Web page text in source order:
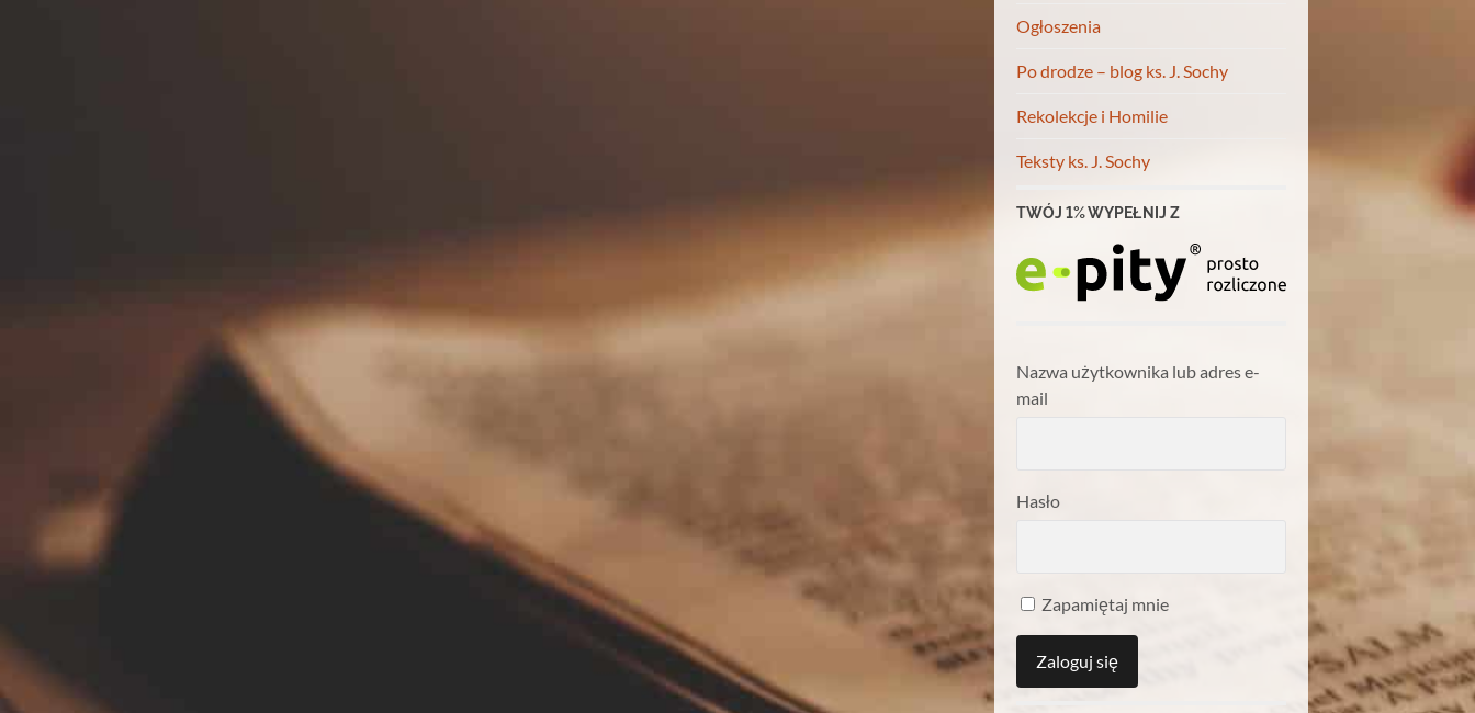
Ogłoszenia
Po drodze – blog ks. J. Sochy
Rekolekcje i Homilie
Teksty ks. J. Sochy
TWÓJ 1% WYPEŁNIJ Z
Nazwa użytkownika lub adres e-
mail
Hasło
Zapamiętaj mnie